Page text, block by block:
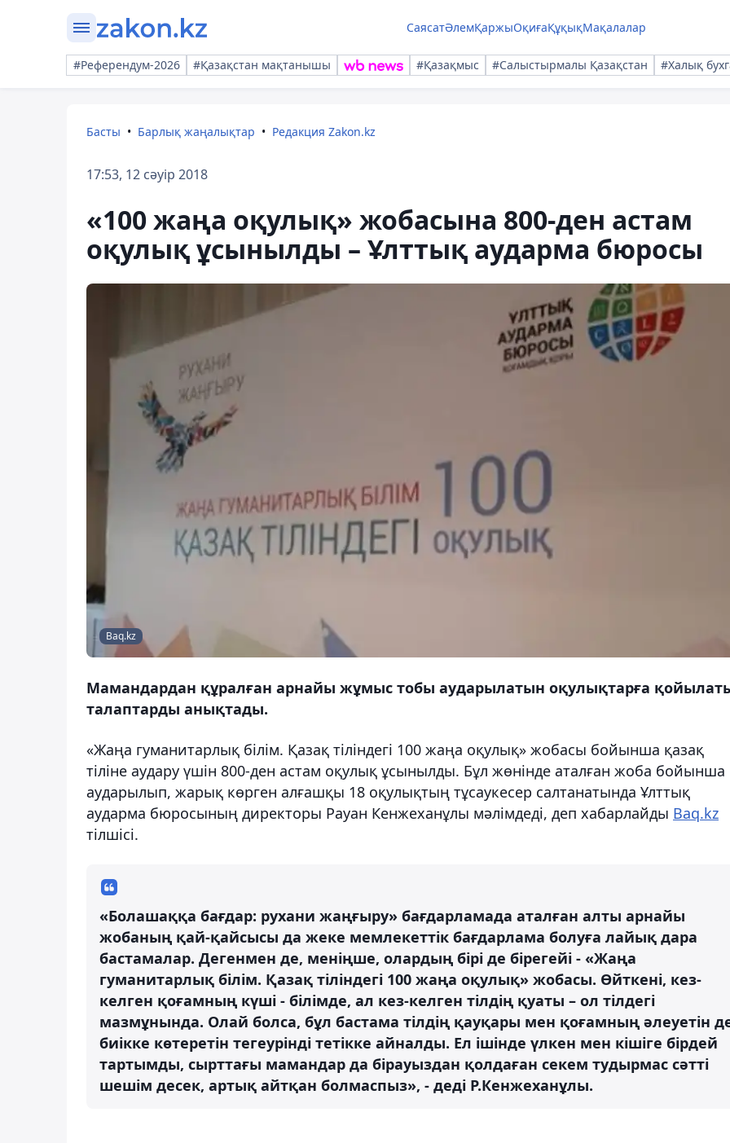
СаясатӘлемҚаржыОқиғаҚұқықМақалалар
#Референдум-2026 #Қазақстан мақтанышы #Қазақмыс #Салыстырмалы Қазақстан #Халық
Басты Барлық жаңалықтар Редакция Zakon.kz
17:53, 12 сәуір 2018
«100 жаңа оқулық» жобасына 800-ден астам
оқулық ұсынылды – Ұлттық аударма бюросы
Baq.kz
Мамандардан құралған арнайы жұмыс тобы аударылатын оқулықтарға
талаптарды анықтады.
«Жаңа гуманитарлық білім. Қазақ тіліндегі 100 жаңа оқулық» жобасы бойынша қазақ
тіліне аудару үшін 800-ден астам оқулық ұсынылды. Бұл жөнінде аталған жоба бойынша
аударылып, жарық көрген алғашқы 18 оқулықтың тұсаукесер салтанатында Ұлттық
аударма бюросының директоры Рауан Кенжеханұлы мәлімдеді, деп хабарлайды Baq.kz
тілшісі.
«Болашаққа бағдар: рухани жаңғыру» бағдарламада аталған алты арнайы
жобаның қай-қайсысы да жеке мемлекеттік бағдарлама болуға лайық дара
бастамалар. Дегенмен де, меніңше, олардың бірі де бірегейі - «Жаңа
гуманитарлық білім. Қазақ тіліндегі 100 жаңа оқулық» жобасы. Өйткені, кез-
келген қоғамның күші - білімде, ал кез-келген тілдің қуаты – ол тілдегі
мазмұнында. Олай болса, бұл бастама тілдің қауқары мен қоғамның әлеуетін
биікке көтеретін тегеурінді тетікке айналды. Ел ішінде үлкен мен кішіге бірдей
тартымды, сырттағы мамандар да бірауыздан қолдаған секем тудырмас сәтті
шешім десек, артық айтқан болмаспыз», - деді Р.Кенжеханұлы.